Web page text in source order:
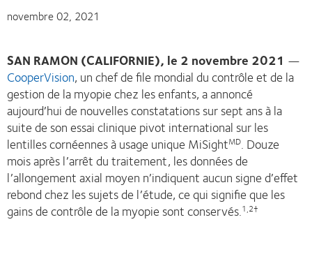
novembre 02, 2021
SAN RAMON (CALIFORNIE), le 2 novembre 2021 —
CooperVision, un chef de file mondial du contrôle et de la
gestion de la myopie chez les enfants, a annoncé
aujourd’hui de nouvelles constatations sur sept ans à la
suite de son essai clinique pivot international sur les
lentilles cornéennes à usage unique MiSightMD. Douze
mois après l’arrêt du traitement, les données de
l’allongement axial moyen n’indiquent aucun signe d’effet
rebond chez les sujets de l’étude, ce qui signifie que les
gains de contrôle de la myopie sont conservés.1,2†